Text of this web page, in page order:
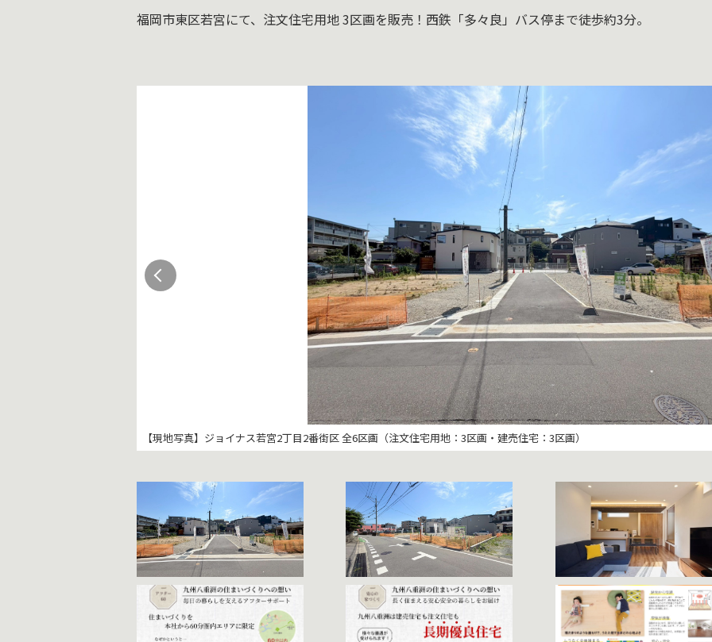
福岡市東区若宮にて、注文住宅用地 3区画を販売！西鉄「多々良」バス停まで徒歩約3分。
【現地写真】ジョイナス若宮2丁目2番街区 全6区画（注文住宅用地：3区画・建売住宅：3区画）
【前面道路】東側：約5.97ｍ（市道 若宮1812号線）
【施工事例/注文住宅】無垢材を使用した家。木の香りや心地よい肌ざわり、自然素材ならではの心地よさを五感で感じる
【年間50棟限定の家づくり】年間50棟に限定し、お客様にご満足いただける高品質な住まいをお届けしています。また、
おり、お客様の一生に一度の大切な瞬間を共に紡いでいます。
【アフターサービス】分譲する地域は、本社の博多区東比恵から60分以内に到着できる距離に限定しています。すぐに駆
入居後」にも力を入れています。
【長期優良住宅 標準】お客様に長く安心して暮らしていただきたい、そんな想いから当社では長期優良住宅を標準として
ったメリットもございます。詳しくはスタッフへご相談ください。
【ガス温水式床暖房】 温水式ガス床暖房は、ガス給湯器でお湯を沸かし、その温水を床下のパイプに循環させてお部屋を
がりもスピーディです。
【ガス衣類乾燥機 乾太くん】ガス衣類乾燥機「乾太くん」を標準装備。ガスならではの強い温風で乾燥させることで、繊
上がりに。また、電気式よりスピーディーに乾くので家事の時短へと繋がります。
【グッドデザイン賞 】グッドデザイン賞を受賞しております。経験豊富な設計士が、確かな技術で描き上げます。
【HOUSE OF THE YEAR 2024 優秀賞】住まい手にとって心地よく、環境にも配慮した高性能な家づくりを行っています。
【本社モデルルーム】LDK・畳スペース・浴室・ガス衣類乾燥機 乾太くんなど、実際の暮らしをイメージできるような設
【打ち合わせルーム】キッズスペース・授乳室を完備。どのお部屋からもキッズスペースを見渡すことができ、お子様連
ができます。